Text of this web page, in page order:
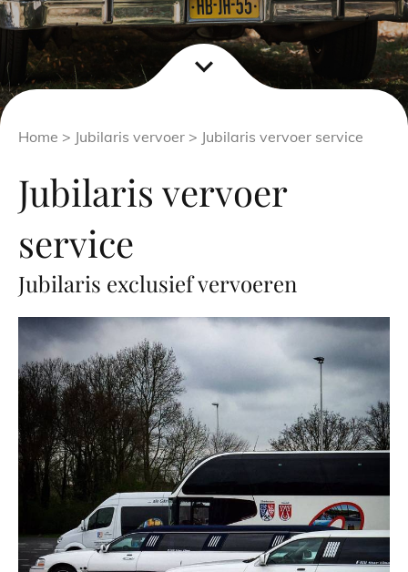
expand_more
Home > Jubilaris vervoer > Jubilaris vervoer service
Jubilaris vervoer
service
Jubilaris exclusief vervoeren